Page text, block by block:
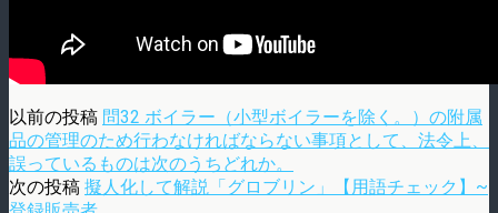
以前の投稿 問32 ボイラー（小型ボイラーを除く。）の附属
品の管理のため行わなければならない事項として、法令上、
誤っているものは次のうちどれか。
次の投稿 擬人化して解説「グロブリン」【用語チェック】~